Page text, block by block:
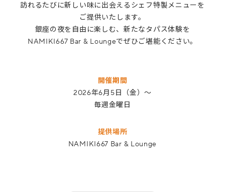
訪れるたびに新しい味に出会えるシェフ特製メニューを
ご提供いたします。
銀座の夜を自由に楽しむ、新たなタパス体験を
NAMIKI667 Bar & Loungeでぜひご堪能ください。
開催期間
2026年6月5日（金）～
毎週金曜日
提供場所
NAMIKI667 Bar & Lounge